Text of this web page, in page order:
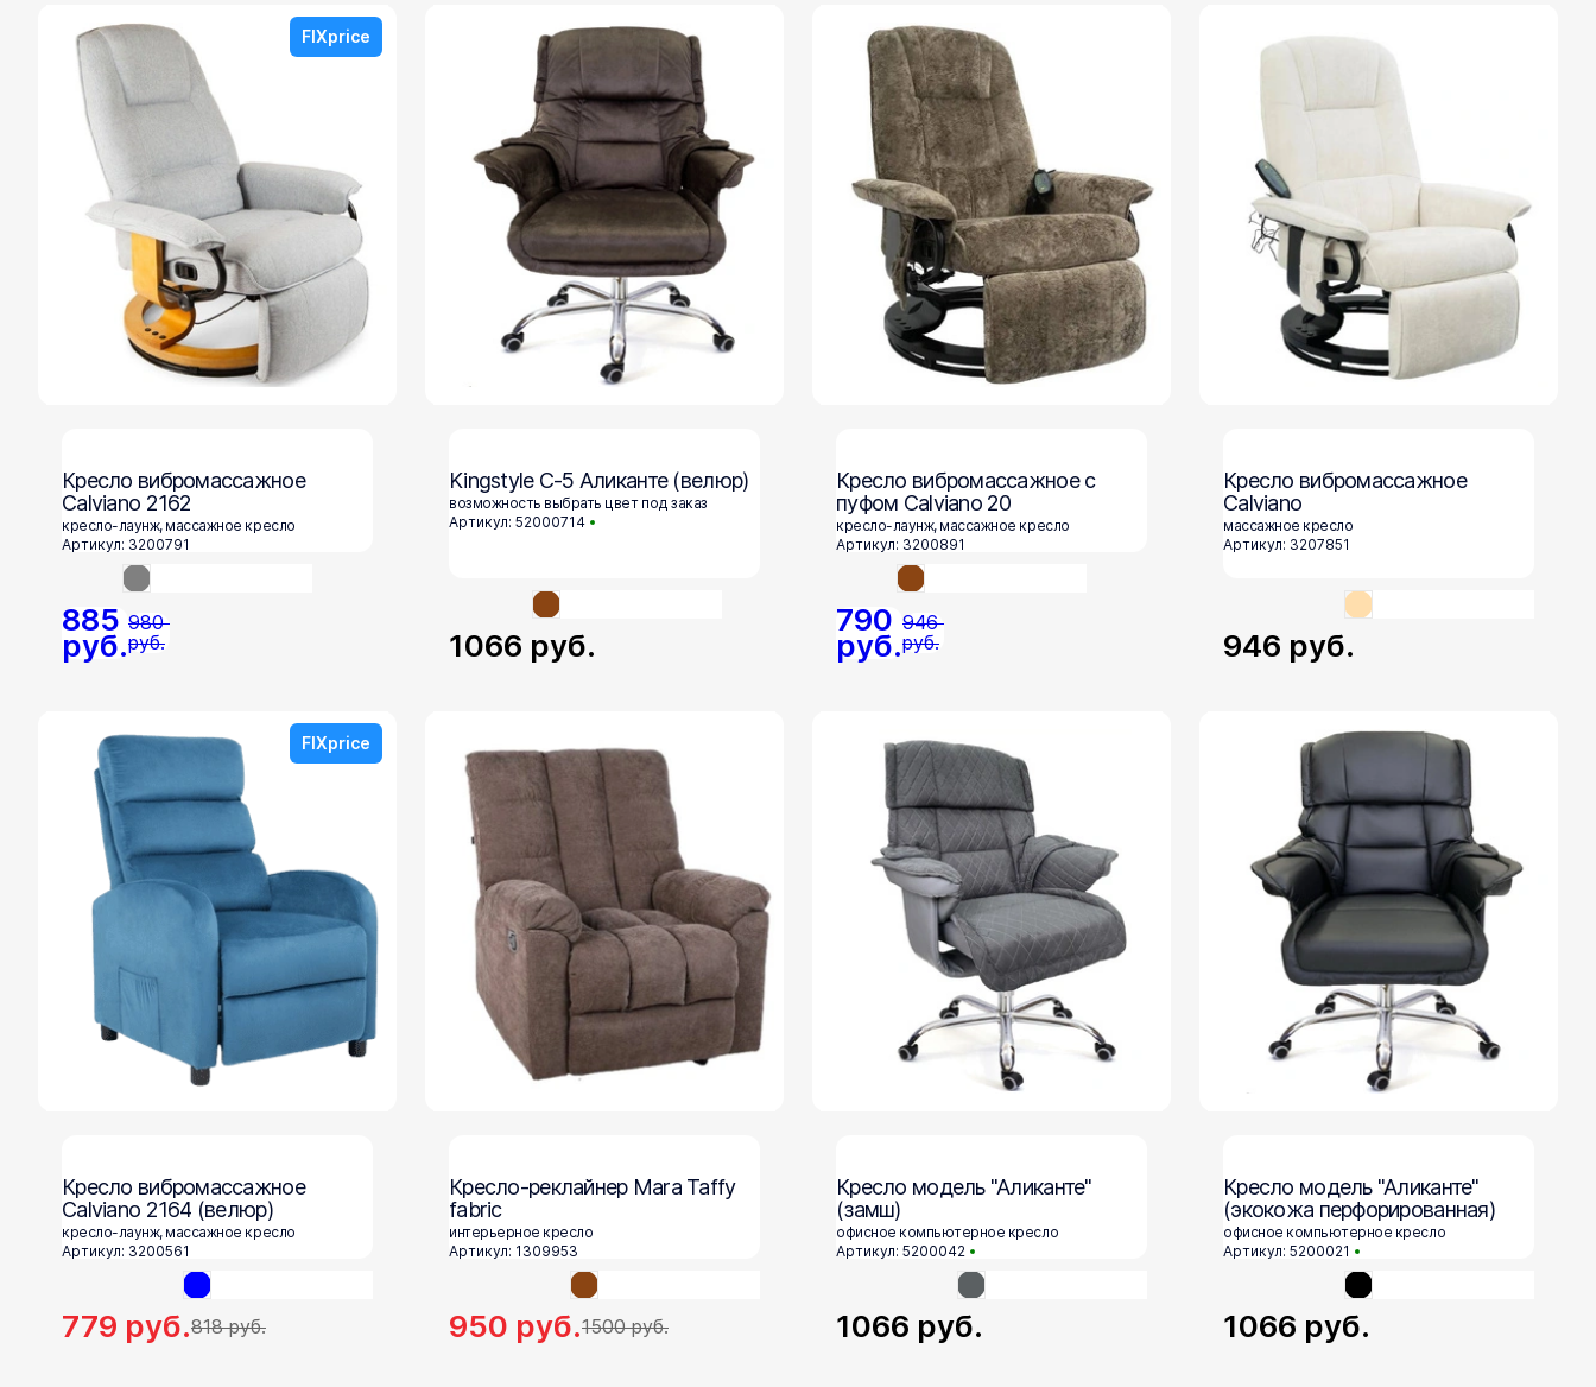
FIXprice
Кресло вибромассажное
Calviano 2162
кресло-лаунж, массажное кресло
Артикул: 3200791
885
руб.
980
руб.
Kingstyle С-5 Аликанте (велюр)
возможность выбрать цвет под заказ
Артикул: 52000714
1066 руб.
Кресло вибромассажное с
пуфом Calviano 20
кресло-лаунж, массажное кресло
Артикул: 3200891
790
руб.
946
руб.
Кресло вибромассажное
Calviano
массажное кресло
Артикул: 3207851
946 руб.
FIXprice
Кресло вибромассажное
Calviano 2164 (велюр)
кресло-лаунж, массажное кресло
Артикул: 3200561
779 руб.818руб.
Кресло-реклайнер Mara Taffy
fabric
интерьерное кресло
Артикул: 1309953
950 руб.1500руб.
Кресло модель "Аликанте"
(замш)
офисное компьютерное кресло
Артикул: 5200042
1066 руб.
Кресло модель "Аликанте"
(экокожа перфорированная)
офисное компьютерное кресло
Артикул: 5200021
1066 руб.